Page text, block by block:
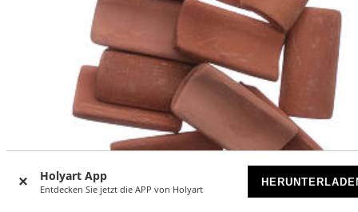
Holyart App
Entdecken Sie jetzt die APP von Holyart
-20%